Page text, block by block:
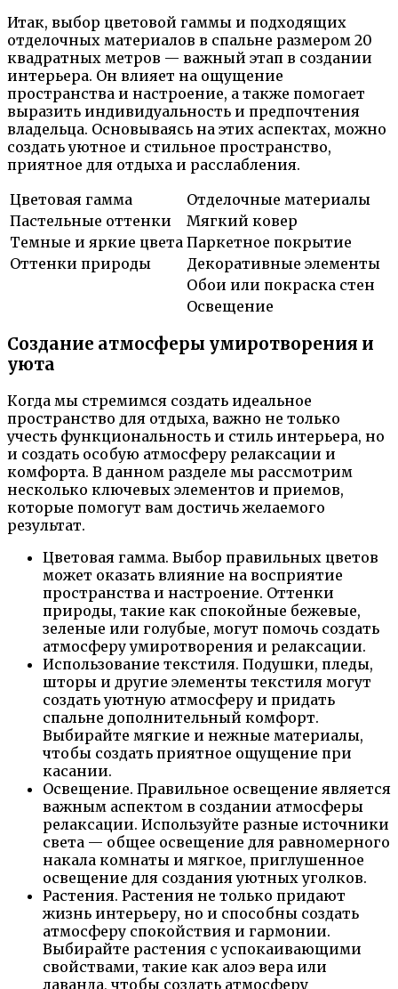
Итак, выбор цветовой гаммы и подходящих
отделочных материалов в спальне размером 20
квадратных метров — важный этап в создании
интерьера. Он влияет на ощущение
пространства и настроение, а также помогает
выразить индивидуальность и предпочтения
владельца. Основываясь на этих аспектах, можно
создать уютное и стильное пространство,
приятное для отдыха и расслабления.
Цветовая гамма
Отделочные материалы
Пастельные оттенки
Мягкий ковер
Темные и яркие цвета Паркетное покрытие
Оттенки природы
Декоративные элементы
Обои или покраска стен
Освещение
Создание атмосферы умиротворения и
уюта
Когда мы стремимся создать идеальное
пространство для отдыха, важно не только
учесть функциональность и стиль интерьера, но
и создать особую атмосферу релаксации и
комфорта. В данном разделе мы рассмотрим
несколько ключевых элементов и приемов,
которые помогут вам достичь желаемого
результат.
Цветовая гамма. Выбор правильных цветов
может оказать влияние на восприятие
пространства и настроение. Оттенки
природы, такие как спокойные бежевые,
зеленые или голубые, могут помочь создать
атмосферу умиротворения и релаксации.
Использование текстиля. Подушки, пледы,
шторы и другие элементы текстиля могут
создать уютную атмосферу и придать
спальне дополнительный комфорт.
Выбирайте мягкие и нежные материалы,
чтобы создать приятное ощущение при
касании.
Освещение. Правильное освещение является
важным аспектом в создании атмосферы
релаксации. Используйте разные источники
света — общее освещение для равномерного
накала комнаты и мягкое, приглушенное
освещение для создания уютных уголков.
Растения. Растения не только придают
жизнь интерьеру, но и способны создать
атмосферу спокойствия и гармонии.
Выбирайте растения с успокаивающими
свойствами, такие как алоэ вера или
лаванда, чтобы создать атмосферу